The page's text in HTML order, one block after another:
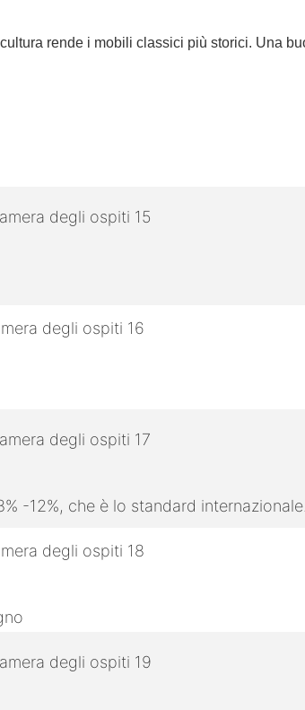
rende i mobili classici più storici. Una
-12%, che è lo standard